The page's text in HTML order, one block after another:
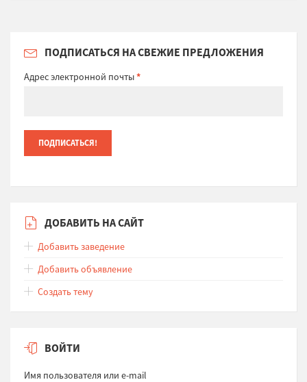
ПОДПИСАТЬСЯ НА СВЕЖИЕ ПРЕДЛОЖЕНИЯ
Адрес электронной почты*
ДОБАВИТЬ НА САЙТ
Добавить заведение
Добавить объявление
Создать тему
ВОЙТИ
Имя пользователя или e-mail